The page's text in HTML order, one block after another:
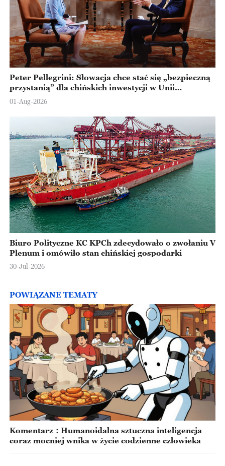
Peter Pellegrini: Słowacja chce stać się „bezpieczną
przystanią” dla chińskich inwestycji w Unii
Europejskiej
01-Aug-2026
Biuro Polityczne KC KPCh zdecydowało o zwołaniu V
Plenum i omówiło stan chińskiej gospodarki
30-Jul-2026
POWIĄZANE TEMATY
Komentarz：Humanoidalna sztuczna inteligencja
coraz mocniej wnika w życie codzienne człowieka